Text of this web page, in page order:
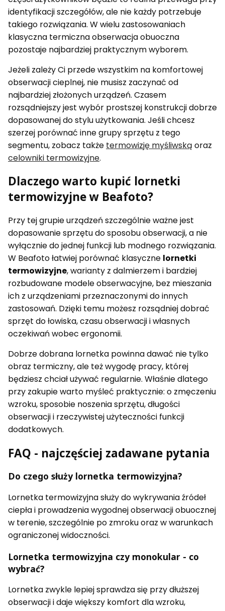
identyfikacji szczegółów, ale nie każdy potrzebuje
takiego rozwiązania. W wielu zastosowaniach
klasyczna termiczna obserwacja obuoczna
pozostaje najbardziej praktycznym wyborem.
Jeżeli zależy Ci przede wszystkim na komfortowej
obserwacji cieplnej, nie musisz zaczynać od
najbardziej złożonych urządzeń. Czasem
rozsądniejszy jest wybór prostszej konstrukcji dobrze
dopasowanej do stylu użytkowania. Jeśli chcesz
szerzej porównać inne grupy sprzętu z tego
segmentu, zobacz także termowizję myśliwską oraz
celowniki termowizyjne.
Dlaczego warto kupić lornetki
termowizyjne w Beafoto?
Przy tej grupie urządzeń szczególnie ważne jest
dopasowanie sprzętu do sposobu obserwacji, a nie
wyłącznie do jednej funkcji lub modnego rozwiązania.
W Beafoto łatwiej porównać klasyczne lornetki
termowizyjne, warianty z dalmierzem i bardziej
rozbudowane modele obserwacyjne, bez mieszania
ich z urządzeniami przeznaczonymi do innych
zastosowań. Dzięki temu możesz rozsądniej dobrać
sprzęt do łowiska, czasu obserwacji i własnych
oczekiwań wobec ergonomii.
Dobrze dobrana lornetka powinna dawać nie tylko
obraz termiczny, ale też wygodę pracy, której
będziesz chciał używać regularnie. Właśnie dlatego
przy zakupie warto myśleć praktycznie: o zmęczeniu
wzroku, sposobie noszenia sprzętu, długości
obserwacji i rzeczywistej użyteczności funkcji
dodatkowych.
FAQ - najczęściej zadawane pytania
Do czego służy lornetka termowizyjna?
Lornetka termowizyjna służy do wykrywania źródeł
ciepła i prowadzenia wygodnej obserwacji obuocznej
w terenie, szczególnie po zmroku oraz w warunkach
ograniczonej widoczności.
Lornetka termowizyjna czy monokular - co
wybrać?
Lornetka zwykle lepiej sprawdza się przy dłuższej
obserwacji i daje większy komfort dla wzroku,